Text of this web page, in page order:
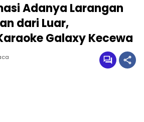
Adanya Larangan
dari Luar,
Galaxy Kecewa